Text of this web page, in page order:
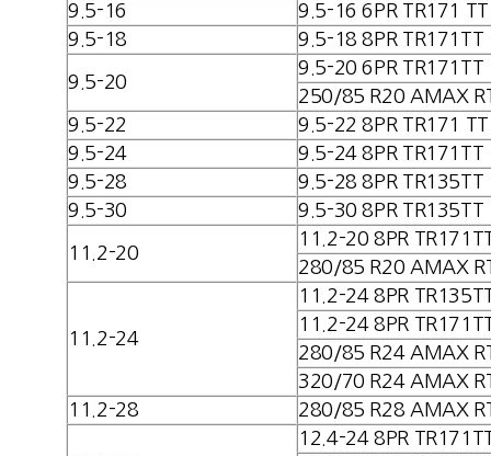
9.5-16
9.5-16 6PR TR171 TT
9.5-18
9.5-18 8PR TR171TT
9.5-20
9.5-20 6PR TR171TT
250/85 R20 AMAX
9.5-22
9.5-22 8PR TR171 TT
9.5-24
9.5-24 8PR TR171TT
9.5-28
9.5-28 8PR TR135TT
9.5-30
9.5-30 8PR TR135TT
11.2-20
11.2-20 8PR
280/85 R20 AMAX
11.2-24
11.2-24 8PR
11.2-24 8PR
280/85 R24 AMAX
320/70 R24 AMAX
11.2-28
280/85 R28 AMAX
12.4-24 8PR